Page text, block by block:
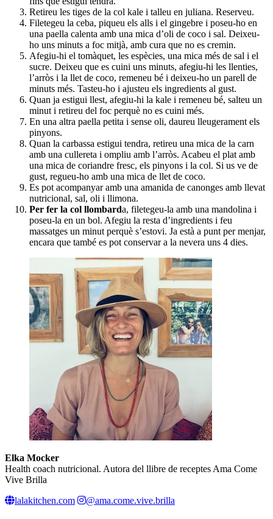
Retireu les tiges de la col kale i talleu en juliana. Reserveu.
Filetegeu la ceba, piqueu els alls i el gingebre i poseu-ho en
una paella calenta amb una mica d’oli de coco i sal. Deixeu-
ho uns minuts a foc mitjà, amb cura que no es cremin.
Afegiu-hi el tomàquet, les espècies, una mica més de sal i el
sucre. Deixeu que es cuini uns minuts, afegiu-hi les llenties,
l’arròs i la llet de coco, remeneu bé i deixeu-ho un parell de
minuts més. Tasteu-ho i ajusteu els ingredients al gust.
Quan ja estigui llest, afegiu-hi la kale i remeneu bé, salteu un
minut i retireu del foc perquè no es cuini més.
En una altra paella petita i sense oli, daureu lleugerament els
pinyons.
Quan la carbassa estigui tendra, retireu una mica de la carn
amb una cullereta i ompliu amb l’arròs. Acabeu el plat amb
una mica de coriandre fresc, els pinyons i la col. Si us ve de
gust, regueu-ho amb una mica de llet de coco.
Es pot acompanyar amb una amanida de canonges amb llevat
nutricional, sal, oli i llimona.
Per fer la col llombarda, filetegeu-la amb una mandolina i
poseu-la en un bol. Afegiu la resta d’ingredients i feu
massatges un minut perquè s’estovi. Ja està a punt per menjar,
encara que també es pot conservar a la nevera uns 4 dies.
Elka Mocker
Health coach nutricional. Autora del llibre de receptes Ama Come
Vive Brilla
lalakitchen.com
@ama.come.vive.brilla